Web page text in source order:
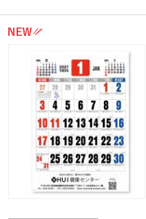
QRコードが付いており、スマホで読み
込めば、吉日・季節・行事・俳句など暦
にまつわるコラムを無料で楽しめます。
手提げポリ袋付きなので、動物病院・ト
リミングサロン・ペットショップなどの
年末の配布品としておすすめです。